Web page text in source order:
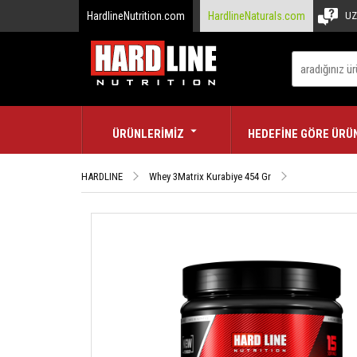
HardlineNutrition.com HardlineNaturals.com
ÜRÜNLERİMİZ HEDEFİNE GÖRE
HARDLINE Whey 3Matrix Kurabiye 454 Gr